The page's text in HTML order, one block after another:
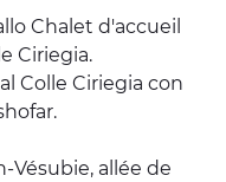
Chalet d'accueil
Ciriegia.
Colle Ciriegia con
Vésubie, allée de